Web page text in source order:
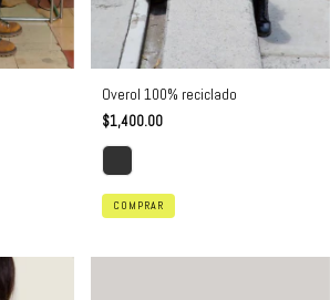
Overol 100% reciclado
$1,400.00
COMPRAR